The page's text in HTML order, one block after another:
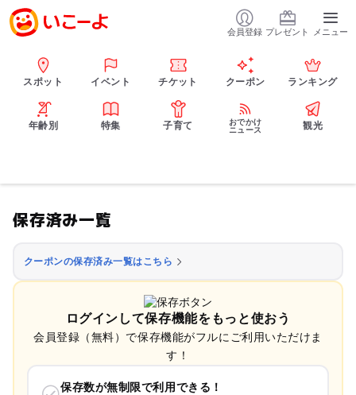
会員登録 プレゼント メニュー
スポット イベント チケット クーポン ランキング
年齢別 特集 子育て
おでかけ
ニュース
観光
保存済み一覧
クーポンの保存済み一覧はこちら
ログインして保存機能をもっと使おう
会員登録（無料）で保存機能がフルにご利用いただけま
す！
保存数が無制限で利用できる！